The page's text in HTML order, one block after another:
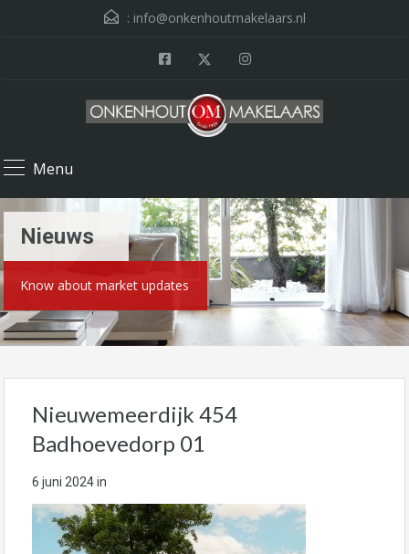
: info@onkenhoutmakelaars.nl
Menu
Nieuws
Know about market updates
Nieuwemeerdijk 454
Badhoevedorp 01
6 juni 2024in